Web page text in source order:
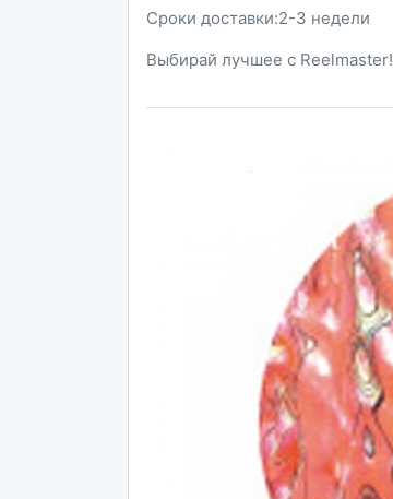
Сроки доставки:2-3 недели
Выбирай лучшее с Reelmaster!